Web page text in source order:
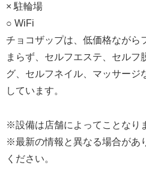
× 駐輪場
○ WiFi
チョコザップは、低価格ながら
まらず、セルフエステ、セルフ
グ、セルフネイル、マッサージ
しています。
※設備は店舗によってことなり
※最新の情報と異なる場合があ
ください。